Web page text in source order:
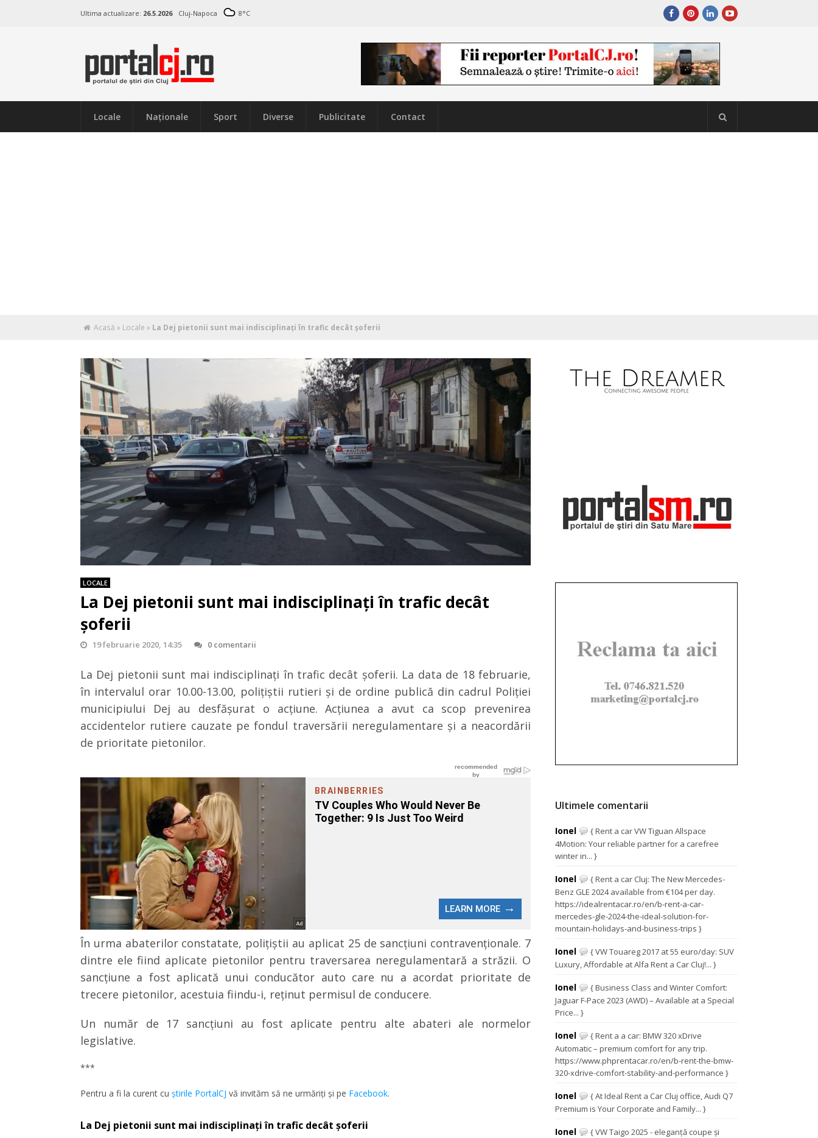
Ultima actualizare: 26.5.2026 Cluj-Napoca 8°C
Locale Naţionale Sport Diverse Publicitate Contact
Acasă » Locale » La Dej pietonii sunt mai indisciplinați în trafic decât șoferii
LOCALE
La Dej pietonii sunt mai indisciplinați în trafic decât
șoferii
19 februarie 2020, 14:35 0 comentarii
La Dej pietonii sunt mai indisciplinați în trafic decât șoferii. La data de 18 februarie,
în intervalul orar 10.00-13.00, poliţiştii rutieri şi de ordine publică din cadrul Poliției
municipiului Dej au desfăşurat o acţiune. Acțiunea a avut ca scop prevenirea
accidentelor rutiere cauzate pe fondul traversării neregulamentare şi a neacordării
de prioritate pietonilor.
În urma abaterilor constatate, poliţiştii au aplicat 25 de sancţiuni contravenţionale. 7
dintre ele fiind aplicate pietonilor pentru traversarea neregulamentară a străzii. O
sancţiune a fost aplicată unui conducător auto care nu a acordat prioritate de
trecere pietonilor, acestuia fiindu-i, reţinut permisul de conducere.
Un număr de 17 sancţiuni au fost aplicate pentru alte abateri ale normelor
legislative.
***
Pentru a fi la curent cu ştirile PortalCJ vă invităm să ne urmăriţi şi pe Facebook.
La Dej pietonii sunt mai indisciplinați în trafic decât șoferii
Ultimele comentarii
Ionel
{ Rent a car VW Tiguan Allspace
4Motion: Your reliable partner for a carefree
winter in... }
Ionel
{ Rent a car Cluj: The New Mercedes-
Benz GLE 2024 available from €104 per day.
https://idealrentacar.ro/en/b-rent-a-car-
mercedes-gle-2024-the-ideal-solution-for-
mountain-holidays-and-business-trips }
Ionel
{ VW Touareg 2017 at 55 euro/day: SUV
Luxury, Affordable at Alfa Rent a Car Cluj!... }
Ionel
{ Business Class and Winter Comfort:
Jaguar F-Pace 2023 (AWD) – Available at a Special
Price... }
Ionel
{ Rent a a car: BMW 320 xDrive
Automatic – premium comfort for any trip.
https://www.phprentacar.ro/en/b-rent-the-bmw-
320-xdrive-comfort-stability-and-performance }
Ionel
{ At Ideal Rent a Car Cluj office, Audi Q7
Premium is Your Corporate and Family... }
Ionel
{ VW Taigo 2025 - eleganță coupe și